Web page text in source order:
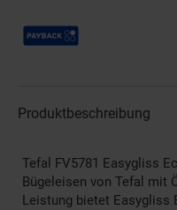
Payback Punkte
Produktbeschreibung
Tefal FV5781 Easygliss
Bügeleisen von Tefal mit
Leistung bietet